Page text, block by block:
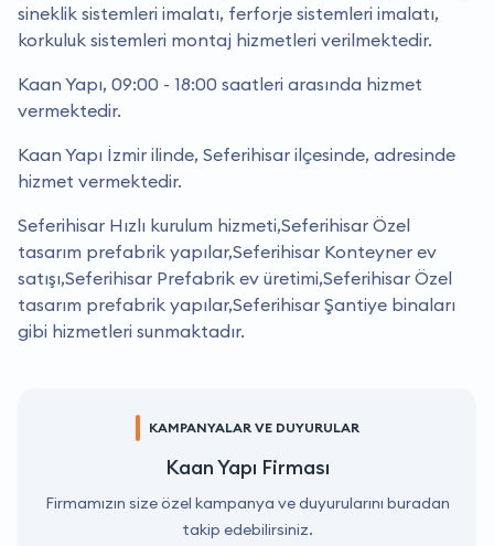
sineklik sistemleri imalatı, ferforje sistemleri imalatı,
korkuluk sistemleri montaj hizmetleri verilmektedir.
Kaan Yapı, 09:00 - 18:00 saatleri arasında hizmet
vermektedir.
Kaan Yapı İzmir ilinde, Seferihisar ilçesinde, adresinde
hizmet vermektedir.
Seferihisar Hızlı kurulum hizmeti,Seferihisar Özel
tasarım prefabrik yapılar,Seferihisar Konteyner ev
satışı,Seferihisar Prefabrik ev üretimi,Seferihisar Özel
tasarım prefabrik yapılar,Seferihisar Şantiye binaları
gibi hizmetleri sunmaktadır.
KAMPANYALAR VE DUYURULAR
Kaan Yapı Firması
Firmamızın size özel kampanya ve duyurularını buradan
takip edebilirsiniz.